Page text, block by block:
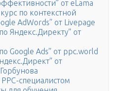
от eLama
по контекстной
AdWords” от Livepage
Яндекс.Директу” от
Google Ads” от ppc.world
от
специалистом